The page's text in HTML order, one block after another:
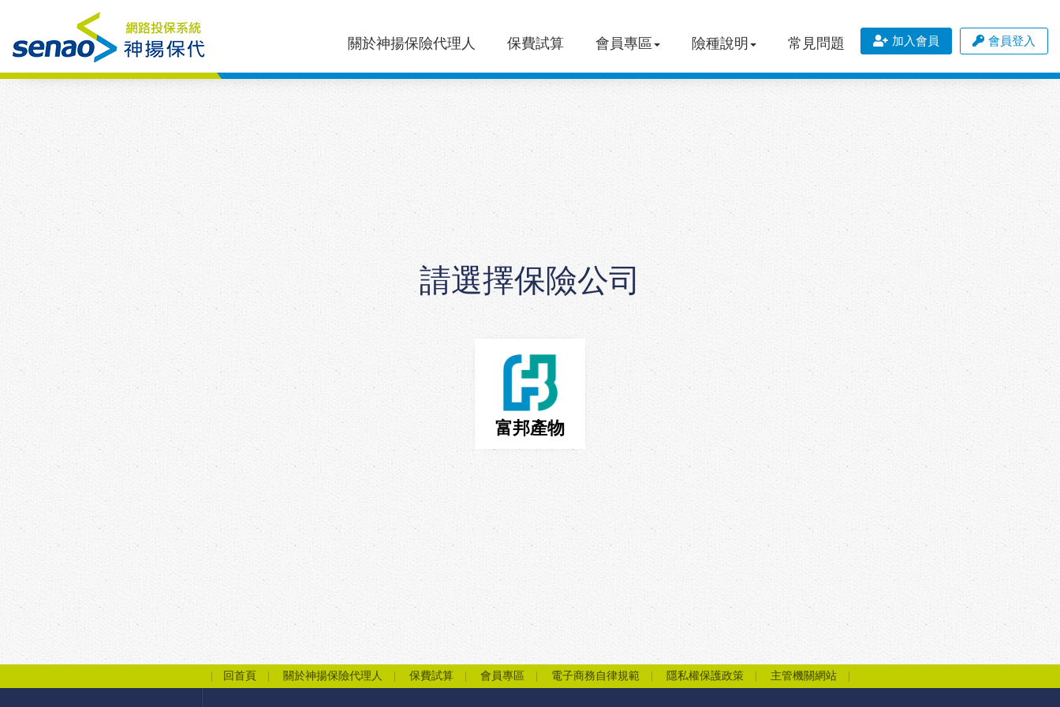
關於神揚保險代理人 保費試算 會員專區 險種說明 常見問題 加入會員 會員登入
請選擇保險公司
富邦產物
回首頁 關於神揚保險代理人 保費試算 會員專區 電子商務自律規範 隱私權保護政策 主管機關網站